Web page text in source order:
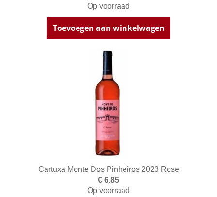
Op voorraad
Toevoegen aan winkelwagen
Cartuxa Monte Dos Pinheiros 2023 Rose
€ 6,85
Op voorraad